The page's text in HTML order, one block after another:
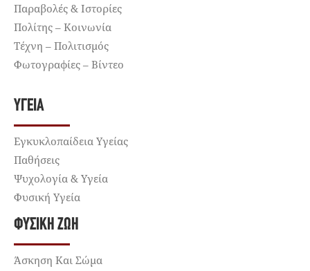
Παραβολές & Ιστορίες
Πολίτης – Κοινωνία
Τέχνη – Πολιτισμός
Φωτογραφίες – Βίντεο
ΥΓΕΊΑ
Εγκυκλοπαίδεια Υγείας
Παθήσεις
Ψυχολογία & Υγεία
Φυσική Υγεία
ΦΥΣΙΚΉ ΖΩΉ
Άσκηση Και Σώμα